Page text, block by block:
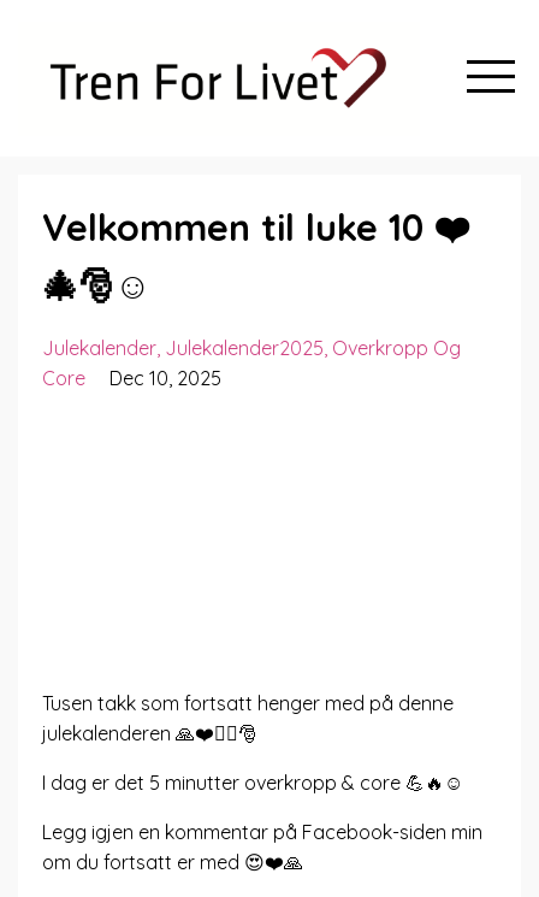
Velkommen til luke 10 ❤️
🎄🎅☺️
Julekalender Julekalender2025 Overkropp Og
Core
Dec 10, 2025
Tusen takk som fortsatt henger med på denne
julekalenderen 🙏❤️🤸‍♂️🎅
I dag er det 5 minutter overkropp & core 💪🔥☺️
Legg igjen en kommentar på Facebook-siden min
om du fortsatt er med 😍❤️🙏